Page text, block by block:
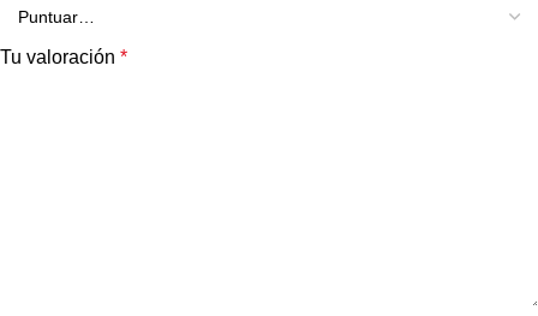
Tu valoración *